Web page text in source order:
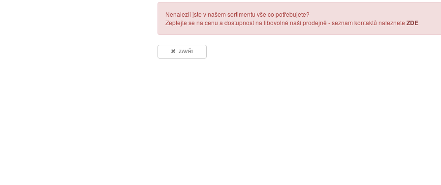
Nenalezli jste v našem sortimentu vše co potřebujete?
Zeptejte se na cenu a dostupnost na libovolné naší prodejně - seznam kontaktů naleznete ZDE
ZAVŘI